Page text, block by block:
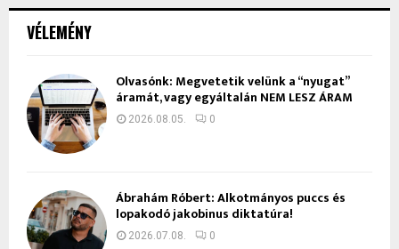
VÉLEMÉNY
Olvasónk: Megvetetik velünk a “nyugat”
áramát, vagy egyáltalán NEM LESZ ÁRAM
2026.08.05. 0
Ábrahám Róbert: Alkotmányos puccs és
lopakodó jakobinus diktatúra!
2026.07.08. 0